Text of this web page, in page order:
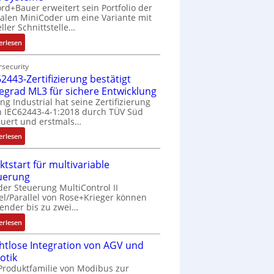
erweitert sein Portfolio der
MiniCoder um eine Variante mit
Schnittstelle…
:
E
i
n
f
a
c
h
e
S
n
s
o
r
-
I
t
Zertifizierung bestätigt
ML3 für sichere Entwicklung
Industrial hat seine Zertifizierung
IEC62443-4-1:2018 durch TÜV Süd
und erstmals…
:
I
C
6
2
4
4
3
Z
e
für multivariable
Steuerung MultiControl II
Parallel von Rose+Krieger können
bis zu zwei…
:
M
a
k
Integration von AGV und
von Modibus zur